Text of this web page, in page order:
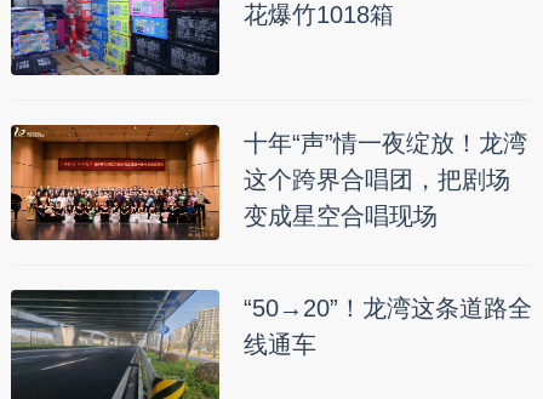
花爆竹1018箱
十年“声”情一夜绽放！龙湾
这个跨界合唱团，把剧场
变成星空合唱现场
“50→20”！龙湾这条道路全
线通车